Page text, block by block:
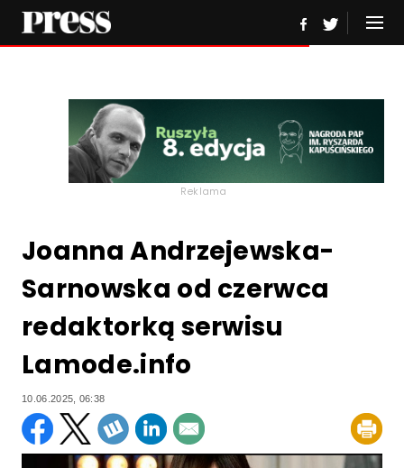
Reklama
Joanna Andrzejewska-
Sarnowska od czerwca
redaktorką serwisu
Lamode.info
10.06.2025, 06:38